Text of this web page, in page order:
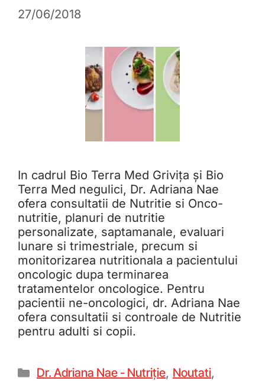
27/06/2018
In cadrul Bio Terra Med Grivița și Bio
Terra Med negulici, Dr. Adriana Nae
ofera consultatii de Nutritie si Onco-
nutritie, planuri de nutritie
personalizate, saptamanale, evaluari
lunare si trimestriale, precum si
monitorizarea nutritionala a pacientului
oncologic dupa terminarea
tratamentelor oncologice. Pentru
pacientii ne-oncologici, dr. Adriana Nae
ofera consultatii si controale de Nutritie
pentru adulti si copii.
Dr. Adriana Nae - Nutriție, Noutati,